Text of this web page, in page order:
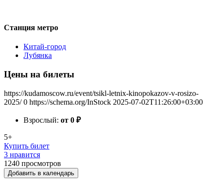
Станция метро
Китай-город
Лубянка
Цены на билеты
https://kudamoscow.ru/event/tsikl-letnix-kinopokazov-v-rosizo-
2025/ 0 https://schema.org/InStock 2025-07-02T11:26:00+03:00
Взрослый: от 0 ₽
5+
Купить билет
3 нравится
1240 просмотров
Добавить в календарь